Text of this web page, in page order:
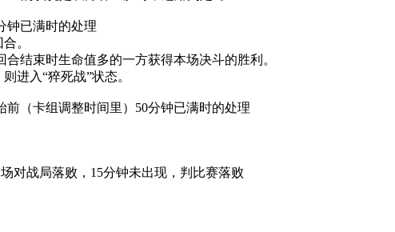
钟已满时的处理
。
结束时生命值多的一方获得本场决斗的胜利。
进入“猝死战”状态。
（卡组调整时间里）50分钟已满时的处理
对战局落败，15分钟未出现，判比赛落败